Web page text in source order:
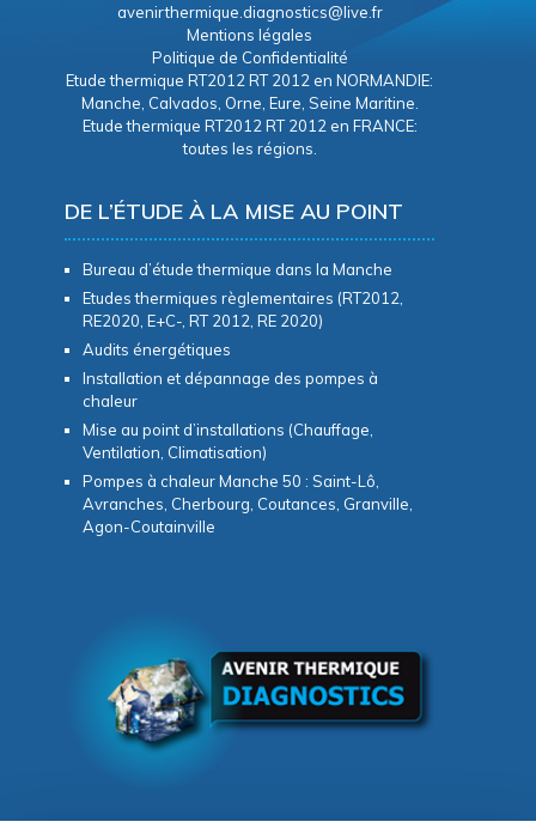
avenirthermique.diagnostics@live.fr
Mentions légales
Politique de Confidentialité
Etude thermique RT2012 RT 2012 en NORMANDIE:
Manche, Calvados, Orne, Eure, Seine Maritine.
Etude thermique RT2012 RT 2012 en FRANCE:
toutes les régions.
DE L’ÉTUDE À LA MISE AU POINT
Bureau d’étude thermique dans la Manche
Etudes thermiques règlementaires (RT2012,
RE2020, E+C-, RT 2012, RE 2020)
Audits énergétiques
Installation et dépannage des pompes à
chaleur
Mise au point d’installations (Chauffage,
Ventilation, Climatisation)
Pompes à chaleur Manche 50 : Saint-Lô,
Avranches, Cherbourg, Coutances, Granville,
Agon-Coutainville